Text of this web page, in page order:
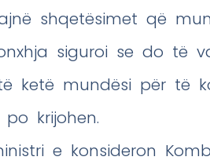
shqetësimet që
siguroi se do të
ketë mundësi për të
krijohen.
e konsideron